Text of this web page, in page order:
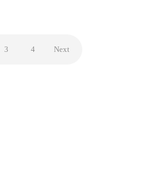
3 4 Next